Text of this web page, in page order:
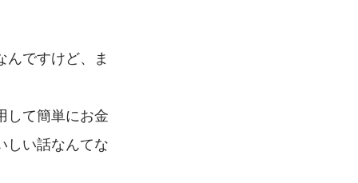
ですけど、ま
して簡単にお金
しい話なんてな